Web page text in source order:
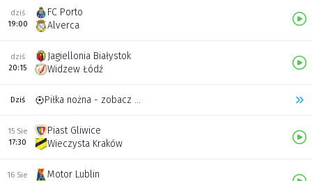
dziś
19:00
FC Porto
Alverca
dziś
20:15
Jagiellonia Białystok
Widzew Łódź
Dziś Piłka nożna - zobacz inne transmisje
15 Sie
17:30
Piast Gliwice
Wieczysta Kraków
16 Sie
Motor Lublin